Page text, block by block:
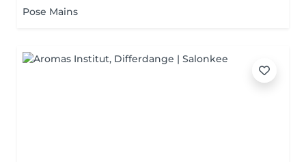
Pose Mains